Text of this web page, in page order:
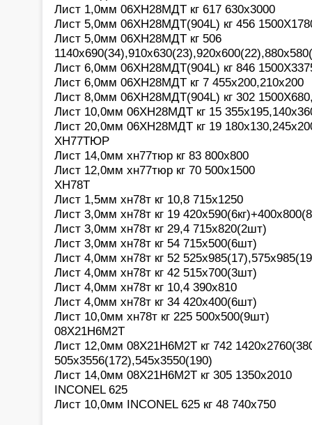
Лист 1,0мм 06ХН28МДТ кг 617 630х3000
Лист 5,0мм 06ХН28МДТ(904L) кг 456
Лист 5,0мм 06ХН28МДТ кг 506
Лист 6,0мм 06ХН28МДТ(904L) кг 846
Лист 6,0мм 06ХН28МДТ кг 7 455х200,210х200
Лист 8,0мм 06ХН28МДТ(904L) кг 302
Лист 10,0мм 06ХН28МДТ кг 15
Лист 20,0мм 06ХН28МДТ кг 19
ХН77ТЮР
Лист 14,0мм хн77тюр кг 83 800х800
Лист 12,0мм хн77тюр кг 70 500х1500
ХН78Т
Лист 1,5мм хн78т кг 10,8 715х1250
Лист 3,0мм хн78т кг 19
Лист 3,0мм хн78т кг 29,4 715х820(2шт)
Лист 3,0мм хн78т кг 54 715х500(6шт)
Лист 4,0мм хн78т кг 52
Лист 4,0мм хн78т кг 42 515х700(3шт)
Лист 4,0мм хн78т кг 10,4 390х810
Лист 4,0мм хн78т кг 34 420х400(6шт)
Лист 10,0мм хн78т кг 225 500х500(9шт)
08Х21Н6М2Т
Лист 12,0мм 08Х21Н6М2Т кг 742
505х3556(172),545х3550(190)
Лист 14,0мм 08Х21Н6М2Т кг 305 1350х2010
INCONEL 625
Лист 10,0мм INCONEL 625 кг 48 740х750